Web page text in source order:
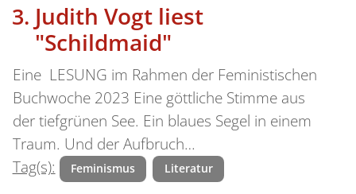
Judith Vogt liest
"Schildmaid"
Eine LESUNG im Rahmen der Feministischen
Buchwoche 2023 Eine göttliche Stimme aus
der tiefgrünen See. Ein blaues Segel in einem
Traum. Und der Aufbruch…
Tag(s):
Feminismus Literatur